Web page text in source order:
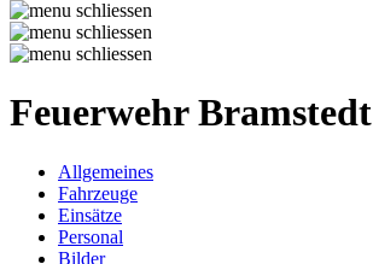
Feuerwehr Bramstedt
Allgemeines
Fahrzeuge
Einsätze
Personal
Bilder